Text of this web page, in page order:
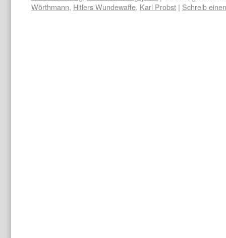
Wörthmann, Hitlers Wundewaffe, Karl Probst | Schreib